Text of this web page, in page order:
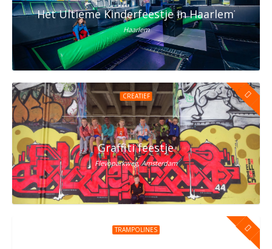
Het Ultieme Kinderfeestje in Haarlem? Vier
Haarlem
CREATIEF
Graffiti feestje
Flevoparkweg, Amsterdam
TRAMPOLINES